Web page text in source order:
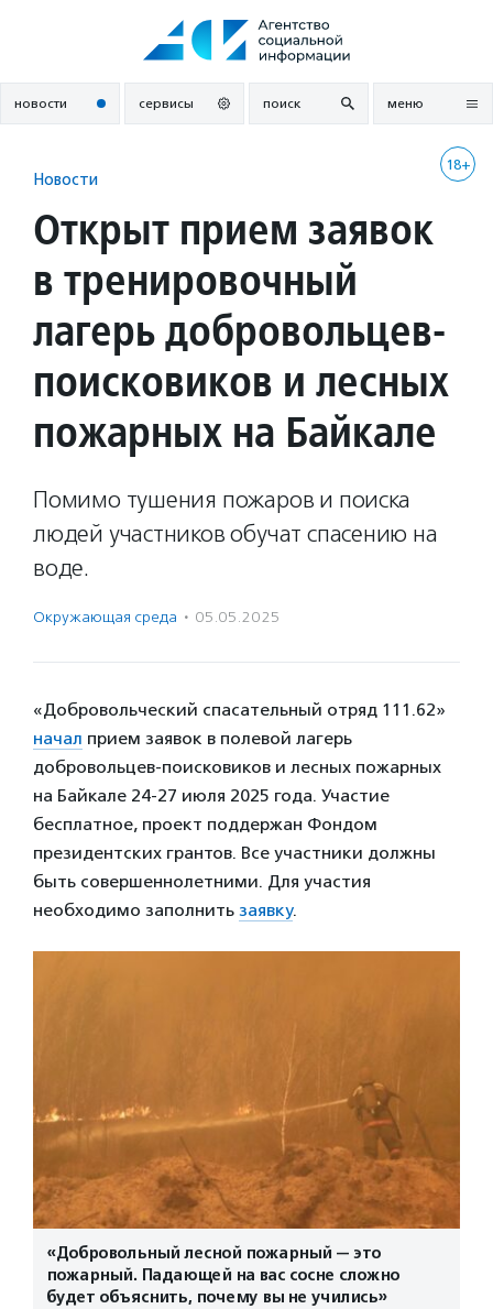
новости сервисы поиск меню
18+
Новости
Открыт прием заявок
в тренировочный
лагерь добровольцев-
поисковиков и лесных
пожарных на Байкале
Помимо тушения пожаров и поиска
людей участников обучат спасению на
воде.
Окружающая среда · 05.05.2025
«Добровольческий спасательный отряд 111.62»
начал прием заявок в полевой лагерь
добровольцев-поисковиков и лесных пожарных
на Байкале 24-27 июля 2025 года. Участие
бесплатное, проект поддержан Фондом
президентских грантов. Все участники должны
быть совершеннолетними. Для участия
необходимо заполнить заявку.
«Добровольный лесной пожарный — это
пожарный. Падающей на вас сосне сложно
будет объяснить, почему вы не учились»